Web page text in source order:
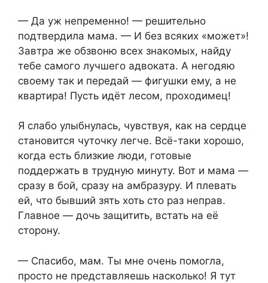
— Да уж непременно! — решительно
подтвердила мама. — И без всяких «может»!
Завтра же обзвоню всех знакомых, найду
тебе самого лучшего адвоката. А негодяю
своему так и передай — фигушки ему, а не
квартира! Пусть идёт лесом, проходимец!
Я слабо улыбнулась, чувствуя, как на сердце
становится чуточку легче. Всё-таки хорошо,
когда есть близкие люди, готовые
поддержать в трудную минуту. Вот и мама —
сразу в бой, сразу на амбразуру. И плевать
ей, что бывший зять хоть сто раз неправ.
Главное — дочь защитить, встать на её
сторону.
— Спасибо, мам. Ты мне очень помогла,
просто не представляешь насколько! Я тут